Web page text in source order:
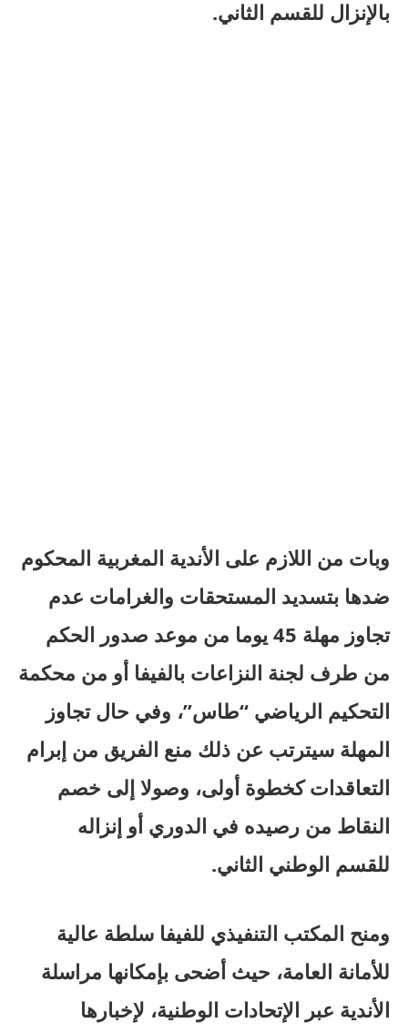
بالإنزال للقسم الثاني.
وبات من اللازم على الأندية المغربية المحكوم
ضدها بتسديد المستحقات والغرامات عدم
تجاوز مهلة 45 يوما من موعد صدور الحكم
من طرف لجنة النزاعات بالفيفا أو من محكمة
التحكيم الرياضي “طاس”، وفي حال تجاوز
المهلة سيترتب عن ذلك منع الفريق من إبرام
التعاقدات كخطوة أولى، وصولا إلى خصم
النقاط من رصيده في الدوري أو إنزاله
للقسم الوطني الثاني.
ومنح المكتب التنفيذي للفيفا سلطة عالية
للأمانة العامة، حيث أضحى بإمكانها مراسلة
الأندية عبر الإتحادات الوطنية، لإخبارها